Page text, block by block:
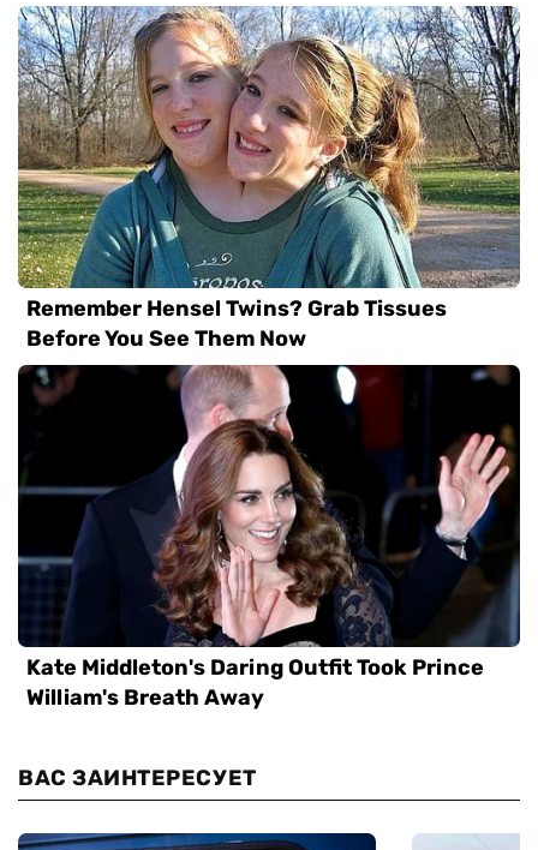
ВАС ЗАИНТЕРЕСУЕТ